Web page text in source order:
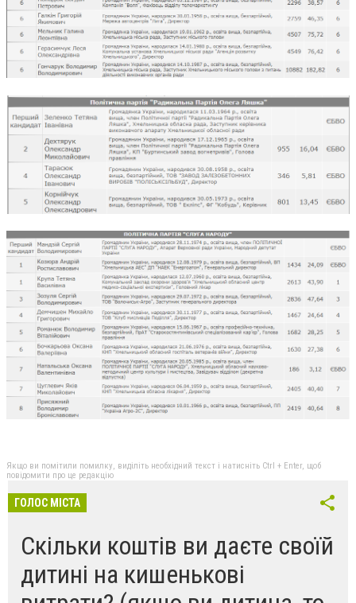
Якщо ви помітили помилку, виділіть необхідний текст і натисніть Ctrl + Enter, щоб
повідомити про це редакцію
ГОЛОС МІСТА
Скільки коштів ви даєте своїй
дитині на кишенькові